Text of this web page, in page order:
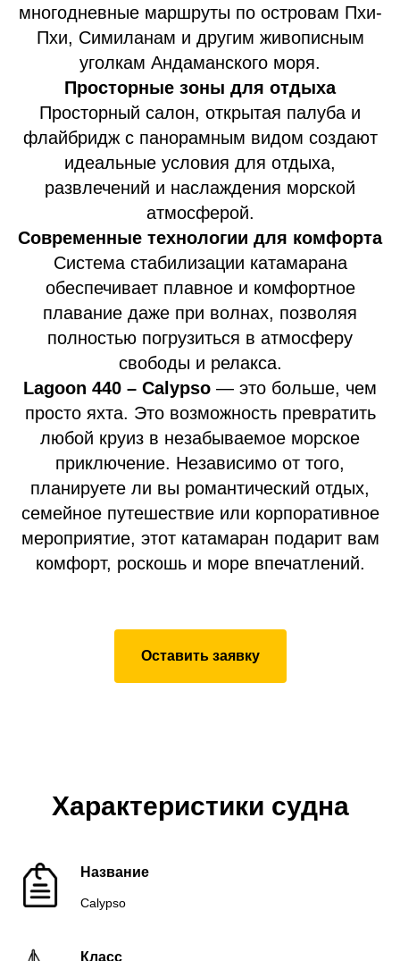
многодневные маршруты по островам Пхи-
Пхи, Симиланам и другим живописным
уголкам Андаманского моря.
Просторные зоны для отдыха
Просторный салон, открытая палуба и
флайбридж с панорамным видом создают
идеальные условия для отдыха,
развлечений и наслаждения морской
атмосферой.
Современные технологии для комфорта
Система стабилизации катамарана
обеспечивает плавное и комфортное
плавание даже при волнах, позволяя
полностью погрузиться в атмосферу
свободы и релакса.
Lagoon 440 – Calypso — это больше, чем
просто яхта. Это возможность превратить
любой круиз в незабываемое морское
приключение. Независимо от того,
планируете ли вы романтический отдых,
семейное путешествие или корпоративное
мероприятие, этот катамаран подарит вам
комфорт, роскошь и море впечатлений.
Оставить заявку
Характеристики судна
Название
Calypso
Класс